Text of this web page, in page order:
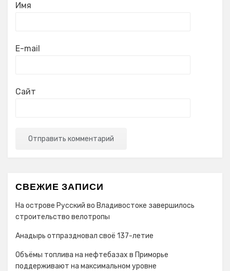
Имя
E-mail
Сайт
СВЕЖИЕ ЗАПИСИ
На острове Русский во Владивостоке завершилось
строительство велотропы
Анадырь отпраздновал своё 137-летие
Объёмы топлива на нефтебазах в Приморье
поддерживают на максимальном уровне